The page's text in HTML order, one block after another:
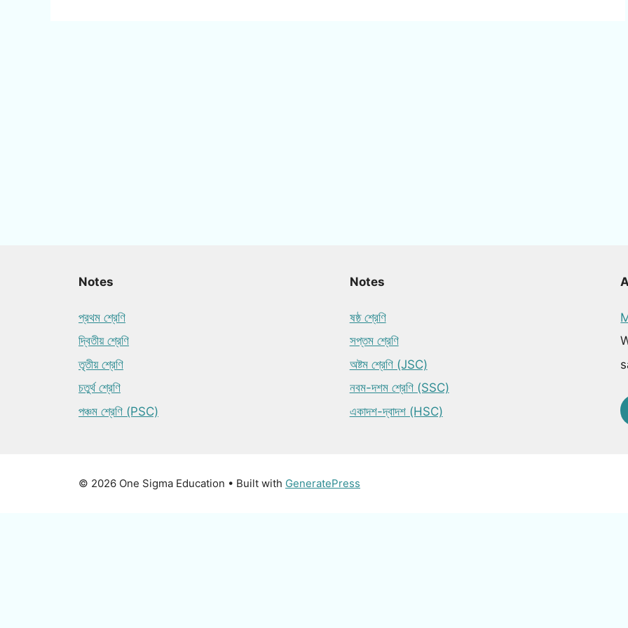
Notes
প্রথম শ্রেণি
দ্বিতীয় শ্রেণি
তৃতীয় শ্রেণি
চতুর্থ শ্রেণি
পঞ্চম শ্রেণি (PSC)
Notes
ষষ্ঠ শ্রেণি
সপ্তম শ্রেণি
অষ্টম শ্রেণি (JSC)
নবম-দশম শ্রেণি (SSC)
একাদশ-দ্বাদশ (HSC)
© 2026 One Sigma Education • Built with GeneratePress